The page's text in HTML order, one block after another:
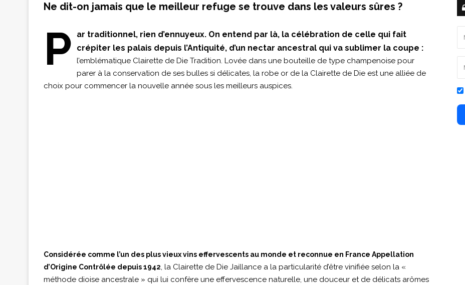
Ne dit-on jamais que le meilleur refuge se trouve dans les valeurs sûres ?
P
ar traditionnel, rien d’ennuyeux. On entend par là, la célébration de celle qui fait
crépiter les palais depuis l’Antiquité, d’un nectar ancestral qui va sublimer la coupe :
l’emblématique Clairette de Die Tradition. Lovée dans une bouteille de type champenoise pour
parer à la conservation de ses bulles si délicates, la robe or de la Clairette de Die est une alliée de
choix pour commencer la nouvelle année sous les meilleurs auspices.
Considérée comme l’un des plus vieux vins effervescents au monde et reconnue en France Appellation
d’Origine Contrôlée depuis 1942, la Clairette de Die Jaillance a la particularité d’être vinifiée selon la «
méthode dioise ancestrale » qui lui confère une effervescence naturelle, une douceur et de délicats arômes